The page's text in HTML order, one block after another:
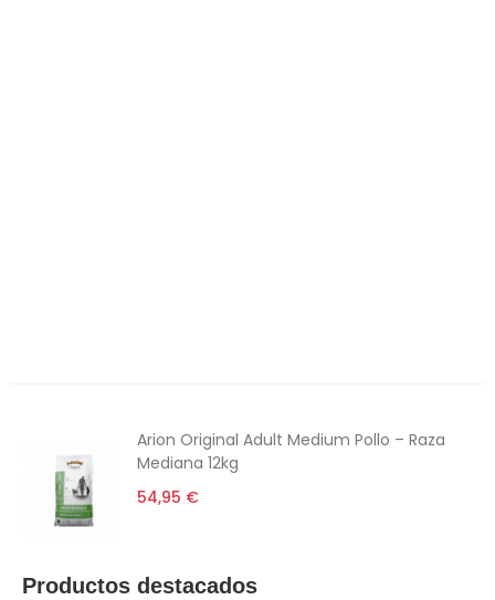
Arion Original Adult Medium Pollo – Raza
Mediana 12kg
54,95 €
Productos destacados